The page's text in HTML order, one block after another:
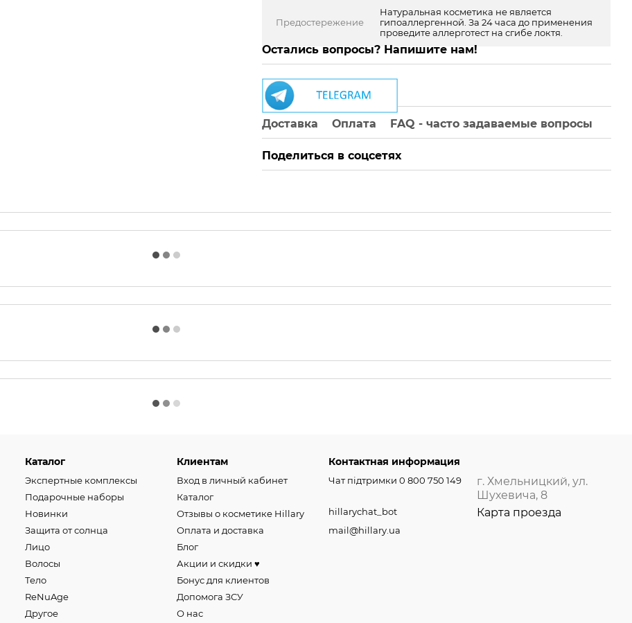
Предостережение
Натуральная косметика не является
гипоаллергенной. За 24 часа до применения
проведите аллерготест на сгибе локтя.
Остались вопросы? Напишите нам!
Доставка Оплата FAQ - часто задаваемые вопросы
Поделиться в соцсетях
Каталог
Экспертные комплексы
Подарочные наборы
Новинки
Защита от солнца
Лицо
Волосы
Тело
ReNuAge
Другое
Клиентам
Вход в личный кабинет
Каталог
Отзывы о косметике Hillary
Оплата и доставка
Блог
Акции и скидки ♥️
Бонус для клиентов
Допомога ЗСУ
О нас
Контактная информация
Чат підтримки 0 800 750 149
hillarychat_bot
mail@hillary.ua
г. Хмельницкий, ул.
Шухевича, 8
Карта проезда